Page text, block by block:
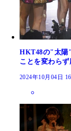
HKT48の"太陽
ことを変わらず
2024年10月04日